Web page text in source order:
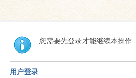
您需要先登录才能继续本操作
用户登录